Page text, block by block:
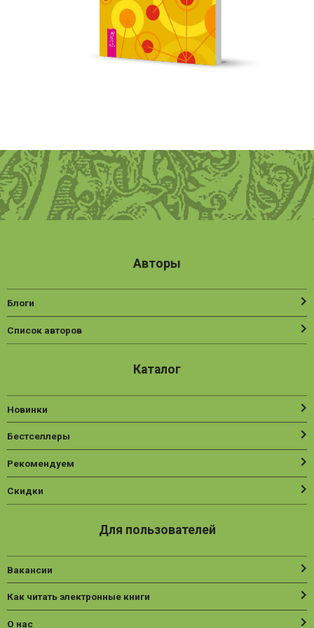
Авторы
Блоги
Список авторов
Каталог
Новинки
Бестселлеры
Рекомендуем
Скидки
Для пользователей
Вакансии
Как читать электронные книги
О нас